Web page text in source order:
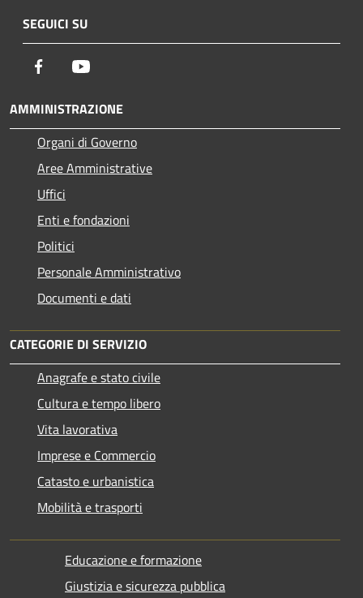
SEGUICI SU
Facebook
AMMINISTRAZIONE
Organi di Governo
Aree Amministrative
Uffici
Enti e fondazioni
Politici
Personale Amministrativo
Documenti e dati
CATEGORIE DI SERVIZIO
Anagrafe e stato civile
Cultura e tempo libero
Vita lavorativa
Imprese e Commercio
Catasto e urbanistica
Mobilità e trasporti
Educazione e formazione
Giustizia e sicurezza pubblica